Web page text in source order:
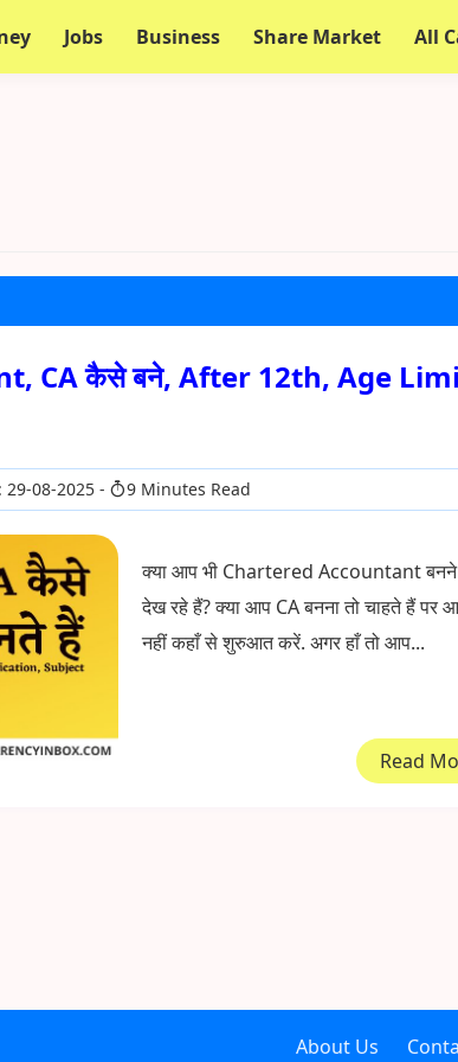
Jobs Business Share Market All
CA कैसे बने, After 12th, Age
29-08-2025 9 Minutes Read
क्या आप भी Chartered Accountant बनने
देख रहे हैं? क्या आप CA बनना तो चाहते हैं पर
नहीं कहाँ से शुरुआत करें. अगर हाँ तो आप...
Read
About Us